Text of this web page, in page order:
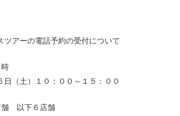
ツアーの電話予約の受付について
（土）１０：００～１５：００
以下６店舗